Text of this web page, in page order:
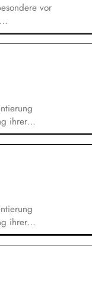
vor
bei
von
ihrer
ihrer